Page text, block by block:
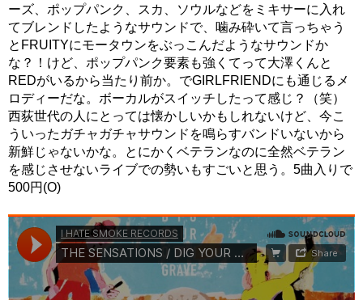
ーズ、ポップパンク、スカ、ソウルなどをミキサーに入れ
てブレンドしたようなサウンドで、噛み砕いて言っちゃう
とFRUITYにモータウンをぶっこんだようなサウンドか
な？！けど、ポップパンク要素も強くてって大澤くんと
REDがいるから当たり前か。でGIRLFRIENDにも通じるメ
ロディーだな。ボーカルがスイッチしたって感じ？（笑）
西荻世代の人にとっては懐かしいかもしれないけど、今こ
ういったガチャガチャサウンドを鳴らすバンドいないから
新鮮じゃないかな。とにかくベテランなのに全然ベテラン
を感じさせないライブでの勢いもすごいと思う。5曲入りで
500円(O)